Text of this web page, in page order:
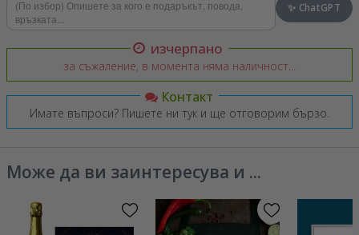
✨ ChatGPT
изчерпано
за съжаление, в момента няма наличност...
Контакт
Имате въпроси? Пишете ни тук и ще отговорим бързо.
Може да ви заинтересува и ...